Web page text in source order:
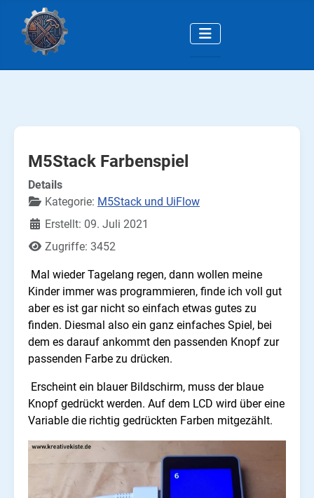
M5Stack Farbenspiel
Details
Kategorie: M5Stack und UiFlow
Erstellt: 09. Juli 2021
Zugriffe: 3452
Mal wieder Tagelang regen, dann wollen meine
Kinder immer was programmieren, finde ich voll gut
aber es ist gar nicht so einfach etwas gutes zu
finden. Diesmal also ein ganz einfaches Spiel, bei
dem es darauf ankommt den passenden Knopf zur
passenden Farbe zu drücken.
Erscheint ein blauer Bildschirm, muss der blaue
Knopf gedrückt werden. Auf dem LCD wird über eine
Variable die richtig gedrückten Farben mitgezählt.